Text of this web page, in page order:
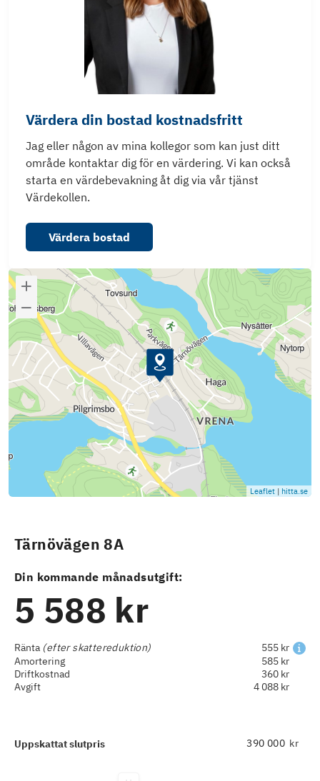
Värdera din bostad kostnadsfritt
Jag eller någon av mina kollegor som kan just ditt
område kontaktar dig för en värdering. Vi kan också
starta en värdebevakning åt dig via vår tjänst
Värdekollen.
Värdera bostad
Leaflet | hitta.se
Tärnövägen 8A
Din kommande månadsutgift:
5 588 kr
Ränta (efter skattereduktion)
555 kr
Amortering
585 kr
Driftkostnad
360 kr
Avgift
4 088 kr
Uppskattat slutpris kr